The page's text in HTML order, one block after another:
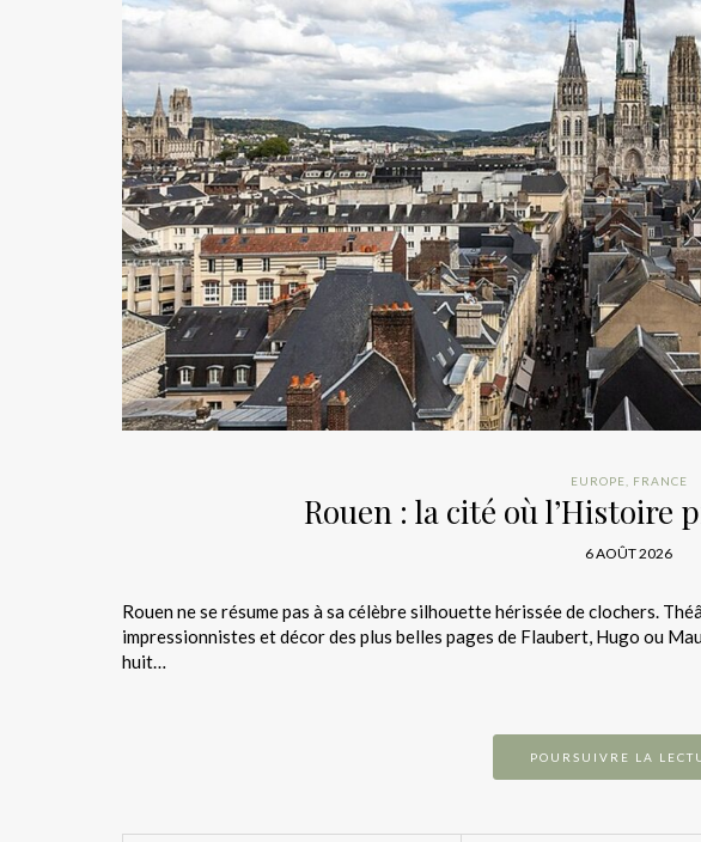
EUROPE FRANCE
Rouen : la cité où l’Histoire
6 AOÛT 2026
Rouen ne se résume pas à sa célèbre silhouette hérissée de clochers.
impressionnistes et décor des plus belles pages de Flaubert, Hugo ou
huit…
POURSUIVRE LA